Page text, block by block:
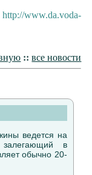
http://www.da.voda-
:: все новости
ведется на
залегающий в
обычно 20-